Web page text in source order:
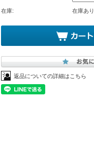
在庫: 在庫あり
返品についての詳細はこちら